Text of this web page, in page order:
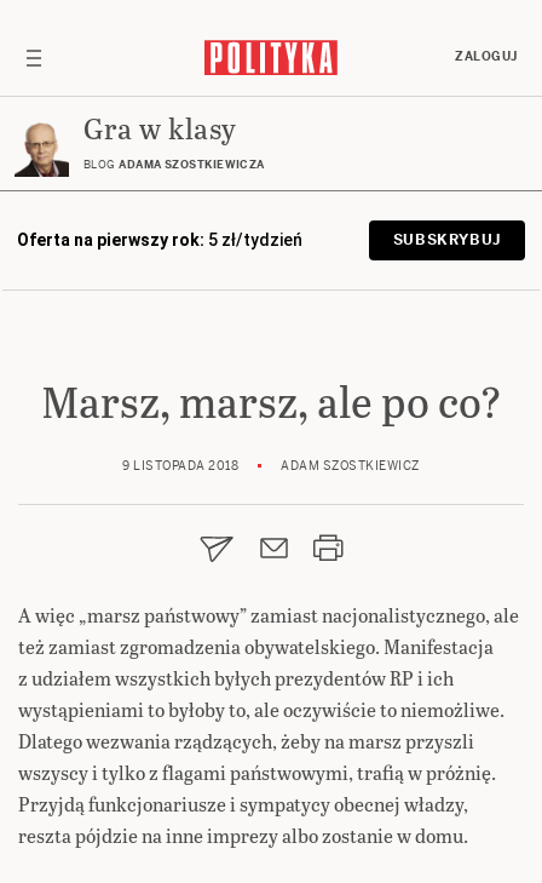
ZALOGUJ
Gra w klasy
BLOG ADAMA SZOSTKIEWICZA
Oferta na pierwszy rok: 5 zł/tydzień SUBSKRYBUJ
Marsz, marsz, ale po co?
9 LISTOPADA 2018 ADAM SZOSTKIEWICZ
A więc „marsz państwowy” zamiast nacjonalistycznego, ale
też zamiast zgromadzenia obywatelskiego. Manifestacja
z udziałem wszystkich byłych prezydentów RP i ich
wystąpieniami to byłoby to, ale oczywiście to niemożliwe.
Dlatego wezwania rządzących, żeby na marsz przyszli
wszyscy i tylko z flagami państwowymi, trafią w próżnię.
Przyjdą funkcjonariusze i sympatycy obecnej władzy,
reszta pójdzie na inne imprezy albo zostanie w domu.